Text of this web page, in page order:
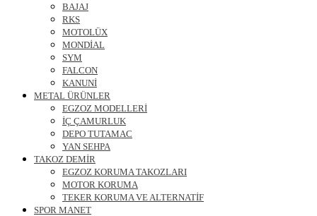
BAJAJ
RKS
MOTOLÜX
MONDİAL
SYM
FALCON
KANUNİ
METAL ÜRÜNLER
EGZOZ MODELLERİ
İÇ ÇAMURLUK
DEPO TUTAMAC
YAN SEHPA
TAKOZ DEMİR
EGZOZ KORUMA TAKOZLARI
MOTOR KORUMA
TEKER KORUMA VE ALTERNATİF
SPOR MANET